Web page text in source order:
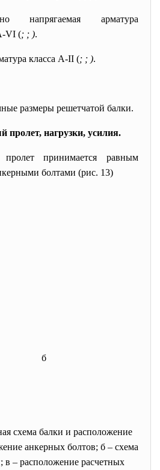
напрягаемая арматура
VI (; ; ).
класса A-II (; ; ).
размеры решетчатой балки.
пролет, нагрузки, усилия.
пролет принимается равным
болтами (рис. 13)
схема балки и расположение
анкерных болтов; б – схема
в – расположение расчетных